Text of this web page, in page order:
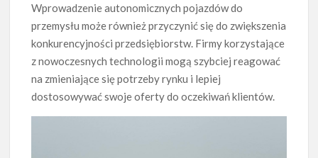
Wprowadzenie autonomicznych pojazdów do
przemysłu może również przyczynić się do zwiększenia
konkurencyjności przedsiębiorstw. Firmy korzystające
z nowoczesnych technologii mogą szybciej reagować
na zmieniające się potrzeby rynku i lepiej
dostosowywać swoje oferty do oczekiwań klientów.